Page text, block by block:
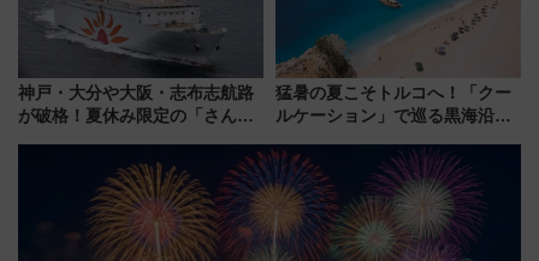
神戸・大分や大阪・志布志航路
が破格！夏休み限定の「さんふ
ート 夕朝食ビュッフェ付きで
快適な船旅はいかが？
猛暑の夏こそトルコへ！「クー
ルケーション」で巡る黒海沿岸
連検索数が前年比237％増、ナ
ショジオも認める『2026年に訪
れるべき世界の旅先』